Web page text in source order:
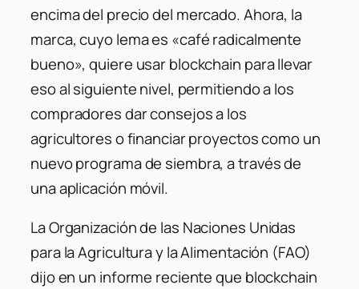
encima del precio del mercado. Ahora, la
marca, cuyo lema es «café radicalmente
bueno», quiere usar blockchain para llevar
eso al siguiente nivel, permitiendo a los
compradores dar consejos a los
agricultores o financiar proyectos como un
nuevo programa de siembra, a través de
una aplicación móvil.
La Organización de las Naciones Unidas
para la Agricultura y la Alimentación (FAO)
dijo en un informe reciente que blockchain